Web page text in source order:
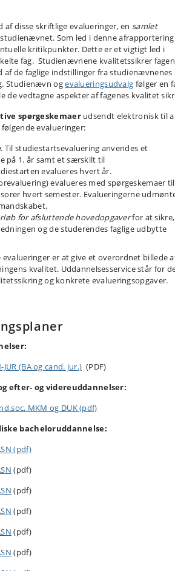
af disse skriftlige evalueringer, en samlet
Som led i denne afrapportering
kritikpunkter. Dette er et vigtigt led i
fag. Studienævnene kvalitetssikrer
af de faglige indstillinger fra studienævnenes
Studienævn ogevalueringsudvalg følger en
de vedtagne aspekter af fagenes kvalitet
spørgeskemaerudsendt elektronisk til
evalueringer:
. Til studiestartsevaluering anvendes et
på 1. år samt et særskilt til
evalueres hvert år.
evalueres med spørgeskemaer til
hvert semester. Evalueringerne
for afsluttende hovedopgaverfor at
og de studerendes faglige udbytte
er at give et overordnet billede
kvalitet. Uddannelsesservice står for
og konkrete evalueringsopgaver.
(BA og cand. jur.) (PDF)
efter- og videreuddannelser:
MKM og DUK (pdf)
bacheloruddannelse:
(pdf)
(pdf)
(pdf)
(pdf)
(pdf)
(pdf)